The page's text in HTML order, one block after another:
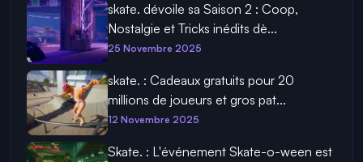
skate. dévoile sa Saison 2 : Coop,
Nostalgie et Tricks inédits dè...
25 Novembre 2025
skate. : Cadeaux gratuits pour 20
millions de joueurs et gros pat...
12 Novembre 2025
Skate. : L'événement Skate-o-ween est